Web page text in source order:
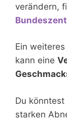
verändern,
Ein
kann eine
Du
starken